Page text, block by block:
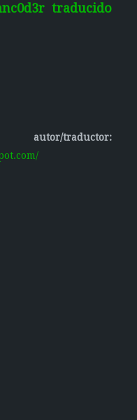
traducido
traductor: